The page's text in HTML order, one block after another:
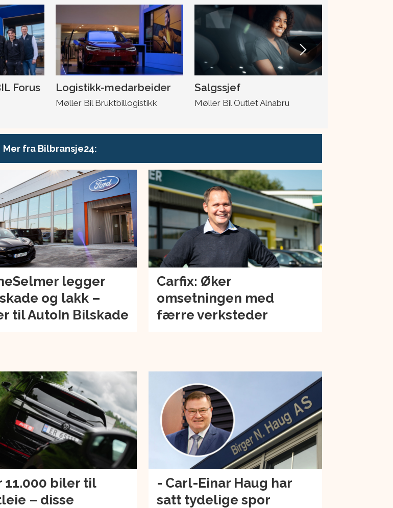
Forus Logistikk-medarbeider
Møller Bil Bruktbillogistikk
Salgssjef
Møller Bil Outlet Alnabru
Mer fra Bilbransje24:
legger
og lakk –
til AutoIn Bilskade
Carfix: Øker
omsetningen med
færre verksteder
11.000 biler til
– disse
- Carl-Einar Haug har
satt tydelige spor